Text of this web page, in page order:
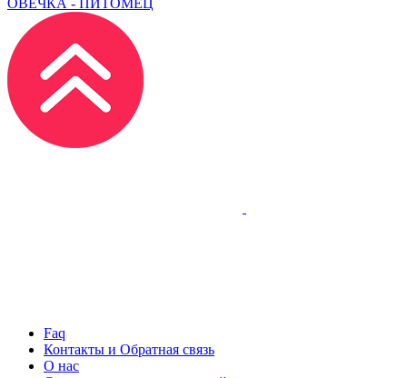
ОВЕЧКА - ПИТОМЕЦ
Faq
Контакты и Обратная связь
О нас